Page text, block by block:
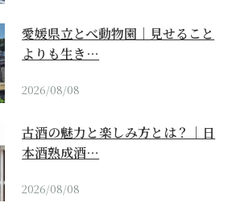
愛媛県立とべ動物園｜見せること
よりも生き…
2026/08/08
古酒の魅力と楽しみ方とは？｜日
本酒熟成酒…
2026/08/08